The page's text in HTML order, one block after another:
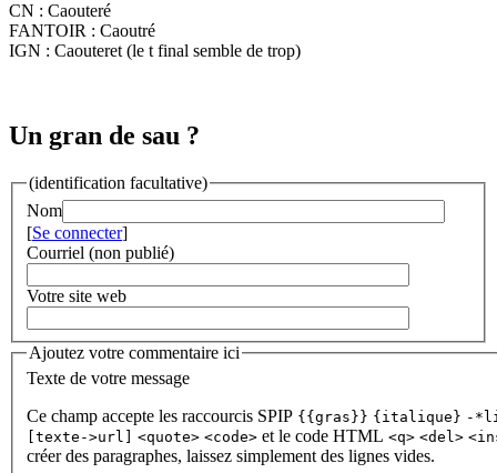
CN : Caouteré
FANTOIR : Caoutré
IGN : Caouteret (le t final semble de trop)
Un gran de sau ?
(identification facultative)
Nom
[Se connecter]
Courriel (non publié)
Votre site web
Ajoutez votre commentaire ici
Texte de votre message
Ce champ accepte les raccourcis SPIP {{gras}} {italique} -
[texte->url]
<quote> <code> et le code HTML <q> <del>
créer des paragraphes, laissez simplement des lignes vides.